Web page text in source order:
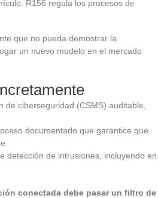
R156 regula los procesos de
que no pueda demostrar la
un nuevo modelo en el mercado
ciberseguridad (CSMS) auditable,
documentado que garantice que
detección de intrusiones, incluyendo en
conectada debe pasar un filtro de